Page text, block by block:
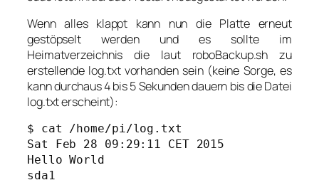
Wenn alles klappt kann nun die Platte erneut
gestöpselt werden und es sollte im
Heimatverzeichnis die laut roboBackup.sh zu
erstellende log.txt vorhanden sein (keine Sorge, es
kann durchaus 4 bis 5 Sekunden dauern bis die Datei
log.txt erscheint):
$ cat /home/pi/log.txt
Sat Feb 28 09:29:11 CET 2015
Hello World
sda1